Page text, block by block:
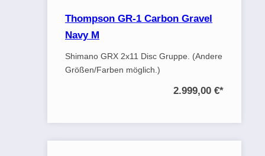
Thompson GR-1 Carbon Gravel
Navy M
Shimano GRX 2x11 Disc Gruppe. (Andere
Größen/Farben möglich.)
2.999,00 €*